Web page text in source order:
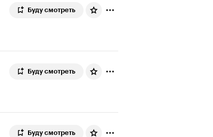
Буду смотреть
Буду смотреть
Буду смотреть